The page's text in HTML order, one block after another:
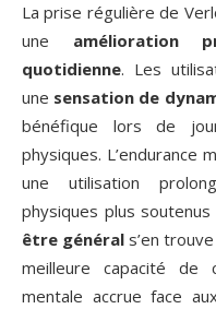
La prise régulière de
une amélioration
quotidienne. Les
une sensation de
bénéfique lors de
physiques. L’endurance
une utilisation
physiques plus
être général s’en
meilleure capacité de
mentale accrue face